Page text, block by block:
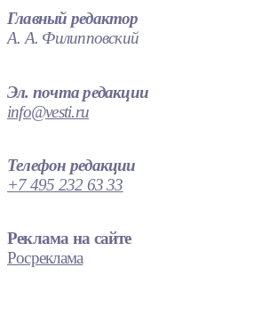
Главный редактор
А. А. Филипповский
Эл. почта редакции
info@vesti.ru
Телефон редакции
+7 495 232 63 33
Реклама на сайте
Росреклама